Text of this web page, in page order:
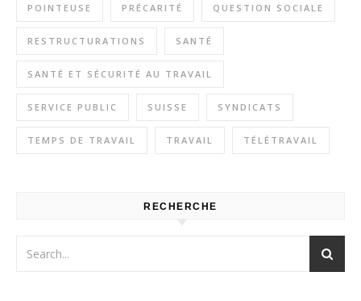
POINTEUSE PRÉCARITÉ QUESTION SOCIALE
RESTRUCTURATIONS SANTÉ
SANTÉ ET SÉCURITÉ AU TRAVAIL
SERVICE PUBLIC SUISSE SYNDICATS
TEMPS DE TRAVAIL TRAVAIL TÉLÉTRAVAIL
RECHERCHE